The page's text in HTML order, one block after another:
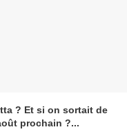
? Et si on sortait de
prochain ?...